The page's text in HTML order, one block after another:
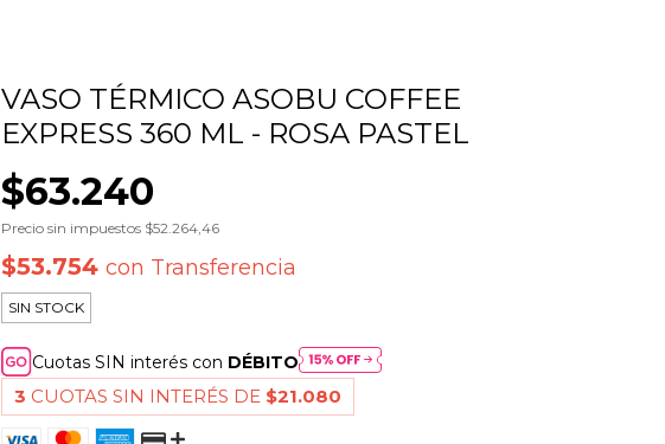
VASO TÉRMICO ASOBU COFFEE
EXPRESS 360 ML - ROSA PASTEL
$63.240
Precio sin impuestos $52.264,46
$53.754con Transferencia
SIN STOCK
Cuotas SIN interés con DÉBITO
3 CUOTAS SIN INTERÉS DE $21.080